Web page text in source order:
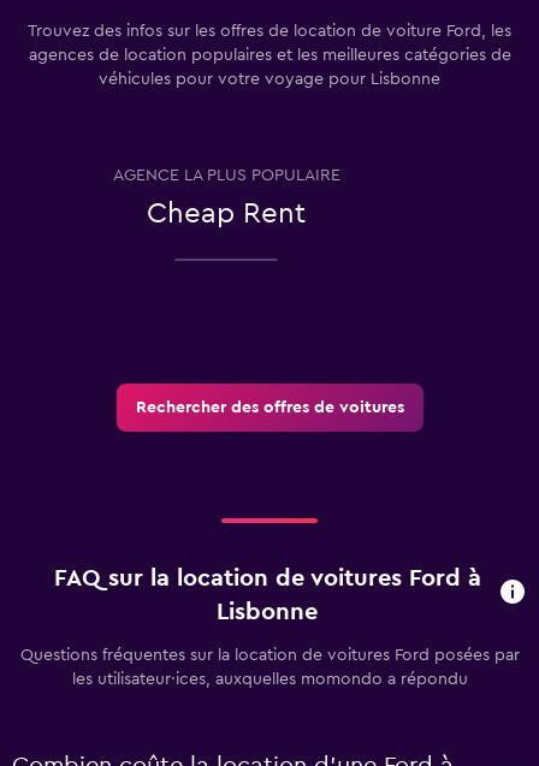
Trouvez des infos sur les offres de location de voiture Ford, les
agences de location populaires et les meilleures catégories de
véhicules pour votre voyage pour Lisbonne
AGENCE LA PLUS POPULAIRE
Cheap Rent
Rechercher des offres de voitures
FAQ sur la location de voitures Ford à
Lisbonne
Questions fréquentes sur la location de voitures Ford posées par
les utilisateur·ices, auxquelles momondo a répondu